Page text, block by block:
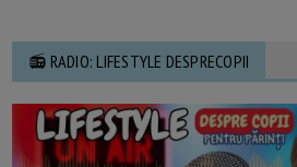
📻 RADIO: LIFESTYLE DESPRECOPII